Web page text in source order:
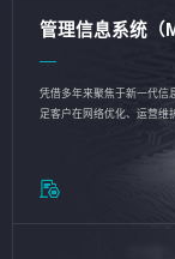
管理信息系统（
凭借多年来聚焦于新一代信
足客户在网络优化、运营维